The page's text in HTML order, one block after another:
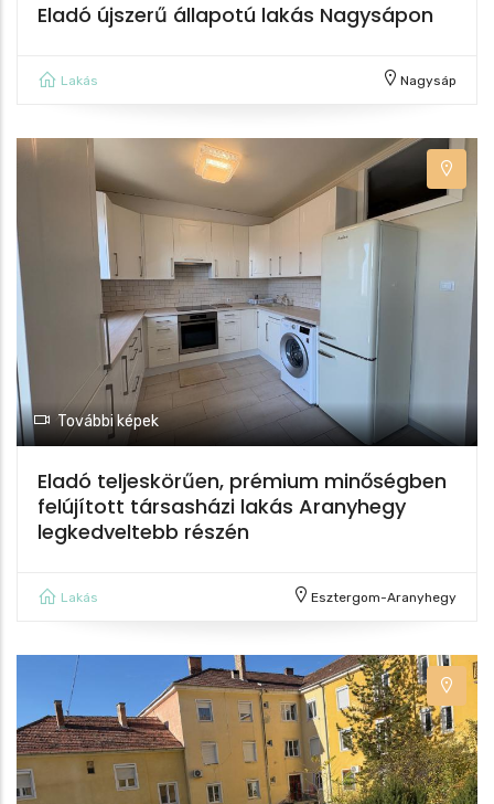
Eladó újszerű állapotú lakás Nagysápon
Lakás Nagysáp
További képek
Eladó teljeskörűen, prémium minőségben
felújított társasházi lakás Aranyhegy
legkedveltebb részén
Lakás Esztergom-Aranyhegy